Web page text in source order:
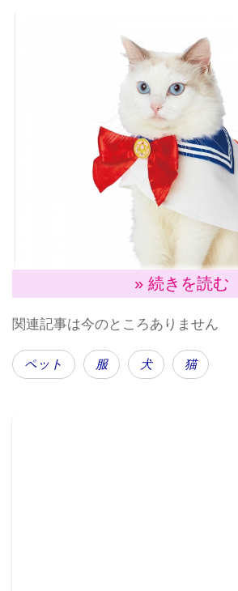
美少女戦士セーラームーン
» 続きを読む
関連記事は今のところありません
ペット 服 犬 猫